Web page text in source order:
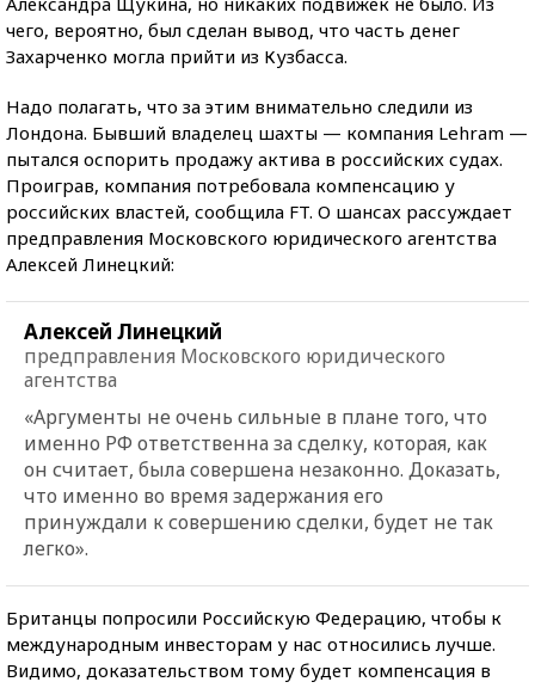
чего, вероятно, был сделан вывод, что часть денег
Захарченко могла прийти из Кузбасса.
Надо полагать, что за этим внимательно следили из
Лондона. Бывший владелец шахты — компания Lehram —
пытался оспорить продажу актива в российских судах.
Проиграв, компания потребовала компенсацию у
российских властей, сообщила FT. О шансах рассуждает
предправления Московского юридического агентства
Алексей Линецкий:
Алексей Линецкий
предправления Московского юридического
агентства
«Аргументы не очень сильные в плане того, что
именно РФ ответственна за сделку, которая, как
он считает, была совершена незаконно. Доказать,
что именно во время задержания его
принуждали к совершению сделки, будет не так
легко».
Британцы попросили Российскую Федерацию, чтобы к
международным инвесторам у нас относились лучше.
Видимо, доказательством тому будет компенсация в